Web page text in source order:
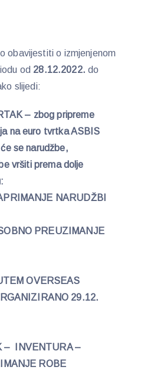
obavijestiti o izmjenjenom
od 28.12.2022. do
slijedi:
– zbog pripreme
na euro tvrtka ASBIS
se narudžbe,
vršiti prema dolje
NARUDŽBI
PREUZIMANJE
OVERSEAS
29.12.
– INVENTURA –
ROBE